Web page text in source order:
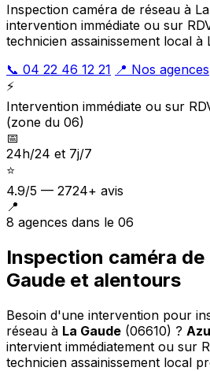
Inspection caméra de réseau à
intervention immédiate ou sur
technicien assainissement local à
📞 04 22 46 12 21 📍 Nos agences
⚡
Intervention immédiate ou sur
(zone du 06)
📅
24h/24 et 7j/7
⭐
4.9/5 — 2724+ avis
📍
8 agences dans le 06
Inspection caméra de
Gaude et alentours
Besoin d'une intervention pour
réseau à La Gaude (06610) ?
intervient immédiatement ou sur
technicien assainissement local